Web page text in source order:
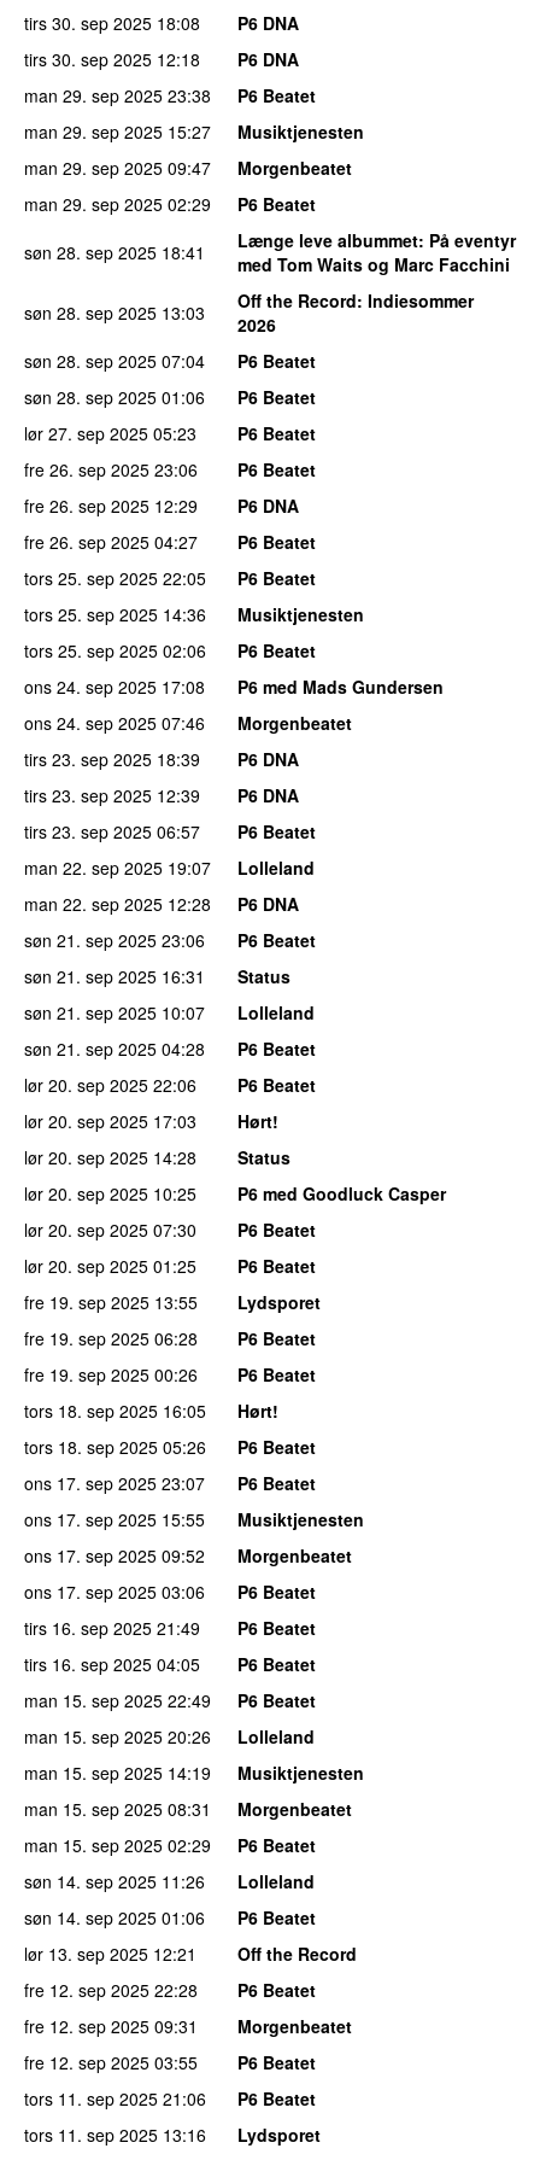
tirs 30. sep 2025 18:08
P6 DNA
tirs 30. sep 2025 12:18
P6 DNA
man 29. sep 2025 23:38
P6 Beatet
man 29. sep 2025 15:27
Musiktjenesten
man 29. sep 2025 09:47
Morgenbeatet
man 29. sep 2025 02:29
P6 Beatet
søn 28. sep 2025 18:41 Længe leve albummet: På eventyr
med Tom Waits og Marc Facchini
søn 28. sep 2025 13:03 Off the Record: Indiesommer
2026
søn 28. sep 2025 07:04
P6 Beatet
søn 28. sep 2025 01:06
P6 Beatet
lør 27. sep 2025 05:23
P6 Beatet
fre 26. sep 2025 23:06
P6 Beatet
fre 26. sep 2025 12:29
P6 DNA
fre 26. sep 2025 04:27
P6 Beatet
tors 25. sep 2025 22:05
P6 Beatet
tors 25. sep 2025 14:36
Musiktjenesten
tors 25. sep 2025 02:06
P6 Beatet
ons 24. sep 2025 17:08
P6 med Mads Gundersen
ons 24. sep 2025 07:46
Morgenbeatet
tirs 23. sep 2025 18:39
P6 DNA
tirs 23. sep 2025 12:39
P6 DNA
tirs 23. sep 2025 06:57
P6 Beatet
man 22. sep 2025 19:07
Lolleland
man 22. sep 2025 12:28
P6 DNA
søn 21. sep 2025 23:06
P6 Beatet
søn 21. sep 2025 16:31
Status
søn 21. sep 2025 10:07
Lolleland
søn 21. sep 2025 04:28
P6 Beatet
lør 20. sep 2025 22:06
P6 Beatet
lør 20. sep 2025 17:03
Hørt!
lør 20. sep 2025 14:28
Status
lør 20. sep 2025 10:25
P6 med Goodluck Casper
lør 20. sep 2025 07:30
P6 Beatet
lør 20. sep 2025 01:25
P6 Beatet
fre 19. sep 2025 13:55
Lydsporet
fre 19. sep 2025 06:28
P6 Beatet
fre 19. sep 2025 00:26
P6 Beatet
tors 18. sep 2025 16:05
Hørt!
tors 18. sep 2025 05:26
P6 Beatet
ons 17. sep 2025 23:07
P6 Beatet
ons 17. sep 2025 15:55
Musiktjenesten
ons 17. sep 2025 09:52
Morgenbeatet
ons 17. sep 2025 03:06
P6 Beatet
tirs 16. sep 2025 21:49
P6 Beatet
tirs 16. sep 2025 04:05
P6 Beatet
man 15. sep 2025 22:49
P6 Beatet
man 15. sep 2025 20:26
Lolleland
man 15. sep 2025 14:19
Musiktjenesten
man 15. sep 2025 08:31
Morgenbeatet
man 15. sep 2025 02:29
P6 Beatet
søn 14. sep 2025 11:26
Lolleland
søn 14. sep 2025 01:06
P6 Beatet
lør 13. sep 2025 12:21
Off the Record
fre 12. sep 2025 22:28
P6 Beatet
fre 12. sep 2025 09:31
Morgenbeatet
fre 12. sep 2025 03:55
P6 Beatet
tors 11. sep 2025 21:06
P6 Beatet
tors 11. sep 2025 13:16
Lydsporet